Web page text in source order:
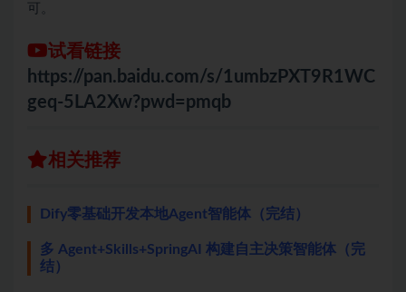
可。
试看链接
https://pan.baidu.com/s/1umbzPXT9R1WC
geq-5LA2Xw?pwd=pmqb
相关推荐
Dify零基础开发本地Agent智能体（完结）
多 Agent+Skills+SpringAI 构建自主决策智能体（完
结）